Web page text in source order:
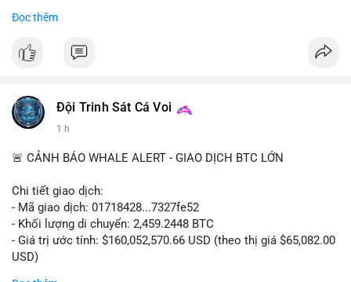
#binancesquare
$trx $eth
📰 Nguồn: CoinDesk
Đọc thêm
Đội Trinh Sát Cá Voi
1 h
🚨 CẢNH BÁO WHALE ALERT - GIAO DỊCH BTC LỚN
Chi tiết giao dịch:
- Mã giao dịch: 01718428...7327fe52
- Khối lượng di chuyển: 2,459.2448 BTC
- Giá trị ước tính: $160,052,570.66 USD (theo thị giá $65,082.00
USD)